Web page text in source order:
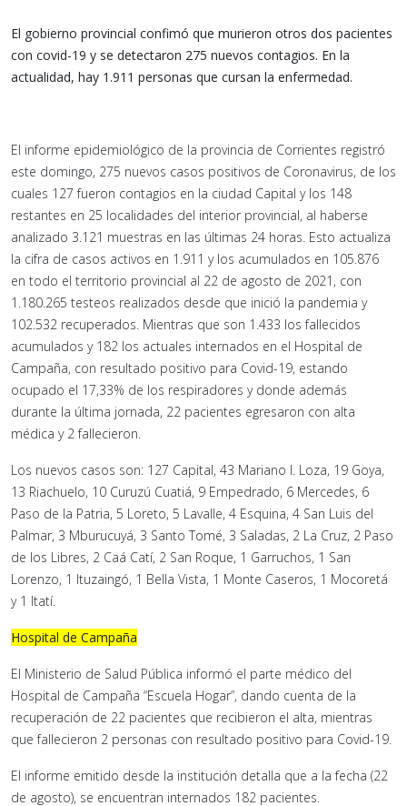
El gobierno provincial confimó que murieron otros dos pacientes
con covid-19 y se detectaron 275 nuevos contagios. En la
actualidad, hay 1.911 personas que cursan la enfermedad.
El informe epidemiológico de la provincia de Corrientes registró
este domingo, 275 nuevos casos positivos de Coronavirus, de los
cuales 127 fueron contagios en la ciudad Capital y los 148
restantes en 25 localidades del interior provincial, al haberse
analizado 3.121 muestras en las últimas 24 horas. Esto actualiza
la cifra de casos activos en 1.911 y los acumulados en 105.876
en todo el territorio provincial al 22 de agosto de 2021, con
1.180.265 testeos realizados desde que inició la pandemia y
102.532 recuperados. Mientras que son 1.433 los fallecidos
acumulados y 182 los actuales internados en el Hospital de
Campaña, con resultado positivo para Covid-19, estando
ocupado el 17,33% de los respiradores y donde además
durante la última jornada, 22 pacientes egresaron con alta
médica y 2 fallecieron.
Los nuevos casos son: 127 Capital, 43 Mariano I. Loza, 19 Goya,
13 Riachuelo, 10 Curuzú Cuatiá, 9 Empedrado, 6 Mercedes, 6
Paso de la Patria, 5 Loreto, 5 Lavalle, 4 Esquina, 4 San Luis del
Palmar, 3 Mburucuyá, 3 Santo Tomé, 3 Saladas, 2 La Cruz, 2 Paso
de los Libres, 2 Caá Catí, 2 San Roque, 1 Garruchos, 1 San
Lorenzo, 1 Ituzaingó, 1 Bella Vista, 1 Monte Caseros, 1 Mocoretá
y 1 Itatí.
Hospital de Campaña
El Ministerio de Salud Pública informó el parte médico del
Hospital de Campaña “Escuela Hogar”, dando cuenta de la
recuperación de 22 pacientes que recibieron el alta, mientras
que fallecieron 2 personas con resultado positivo para Covid-19.
El informe emitido desde la institución detalla que a la fecha (22
de agosto), se encuentran internados 182 pacientes.